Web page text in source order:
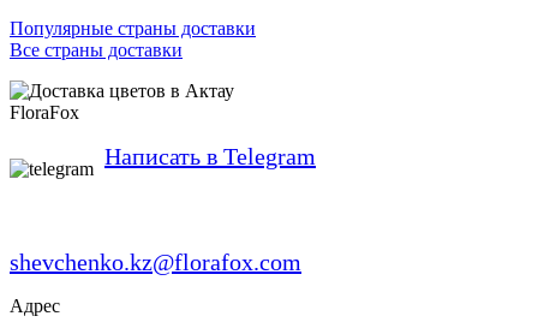
Популярные страны доставки
Все страны доставки
FloraFox
Написать в Telegram
shevchenko.kz@florafox.com
Адрес